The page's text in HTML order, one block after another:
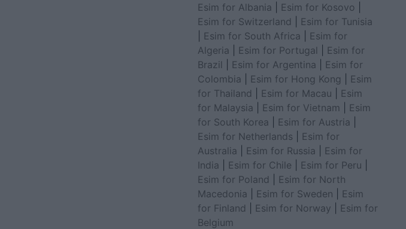
Esim for Albania
Esim for Kosovo
Esim for Switzerland
Esim for Tunisia
Esim for South Africa
Esim for
Algeria
Esim for Portugal
Esim for
Brazil
Esim for Argentina
Esim for
Colombia
Esim for Hong Kong
Esim
for Thailand
Esim for Macau
Esim
for Malaysia
Esim for Vietnam
Esim
for South Korea
Esim for Austria
Esim for Netherlands
Esim for
Australia
Esim for Russia
Esim for
India
Esim for Chile Esim for Peru
Esim for Poland
Esim for North
Macedonia
Esim for Sweden
Esim
for Finland
Esim for Norway
Esim for
Belgium